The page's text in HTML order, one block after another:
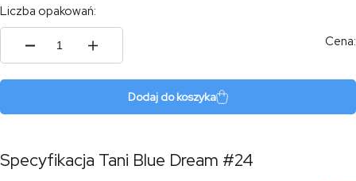
Liczba opakowań:
ilość
Cena:
Dodaj do koszyka
Specyfikacja Tani Blue Dream #24